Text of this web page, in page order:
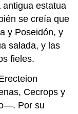
antigua estatua
se creía que
y Poseidón, y
salada, y las
fieles.
Cecrops y
Por su